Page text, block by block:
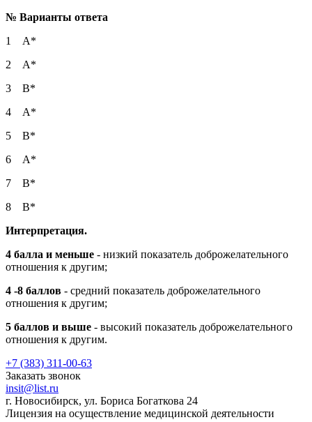
№ Варианты ответа
1 А*
2 А*
3 В*
4 А*
5 В*
6 А*
7 В*
8 В*
Интерпретация.
4 балла и меньше - низкий показатель доброжелательного
отношения к другим;
4 -8 баллов - средний показатель доброжелательного
отношения к другим;
5 баллов и выше - высокий показатель доброжелательного
отношения к другим.
+7 (383) 311-00-63
Заказать звонок
insit@list.ru
г. Новосибирск, ул. Бориса Богаткова 24
Лицензия на осуществление медицинской деятельности